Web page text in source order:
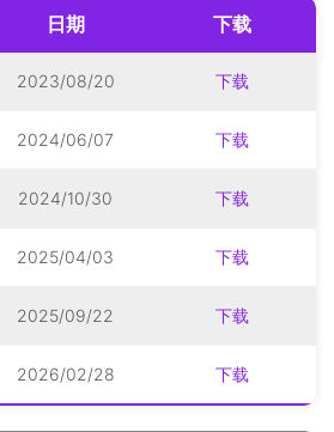
日期 下载
2023/08/20 下载
2024/06/07 下载
2024/10/30 下载
2025/04/03 下载
2025/09/22 下载
2026/02/28 下载